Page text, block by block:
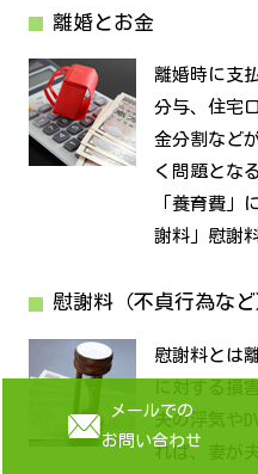
メールでの
お問い合わせ
離婚とお金
離婚時に支
分与、住宅
金分割など
く問題とな
「養育費」
謝料」慰謝
慰謝料（不貞行為など
慰謝料とは
に対する損
夫の浮気や
れば、妻が